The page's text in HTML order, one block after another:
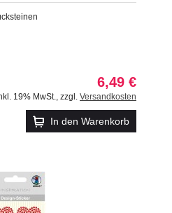
6,49 €
19% MwSt. zzgl. Versandkosten
In den Warenkorb